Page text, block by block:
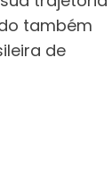
também
de